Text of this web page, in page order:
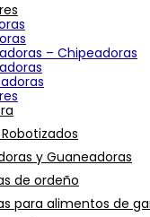
– Chipeadoras
y Guaneadoras
de ordeño
para alimentos de